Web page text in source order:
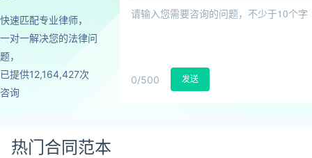
快速匹配专业律师，
一对一解决您的法律问
题，
已提供12,164,427次
咨询
0/500 发送
热门合同范本